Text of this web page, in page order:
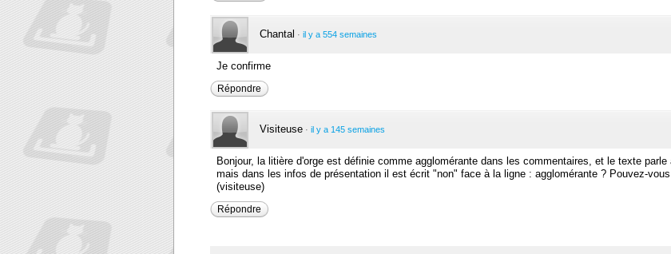
Chantal · il y a 554 semaines
Je confirme
Répondre
Visiteuse · il y a 145 semaines
Bonjour, la litière d'orge est définie comme agglomérante dans les commentaires, et le texte parle
mais dans les infos de présentation il est écrit "non" face à la ligne : agglomérante ? Pouvez-
(visiteuse)
Répondre